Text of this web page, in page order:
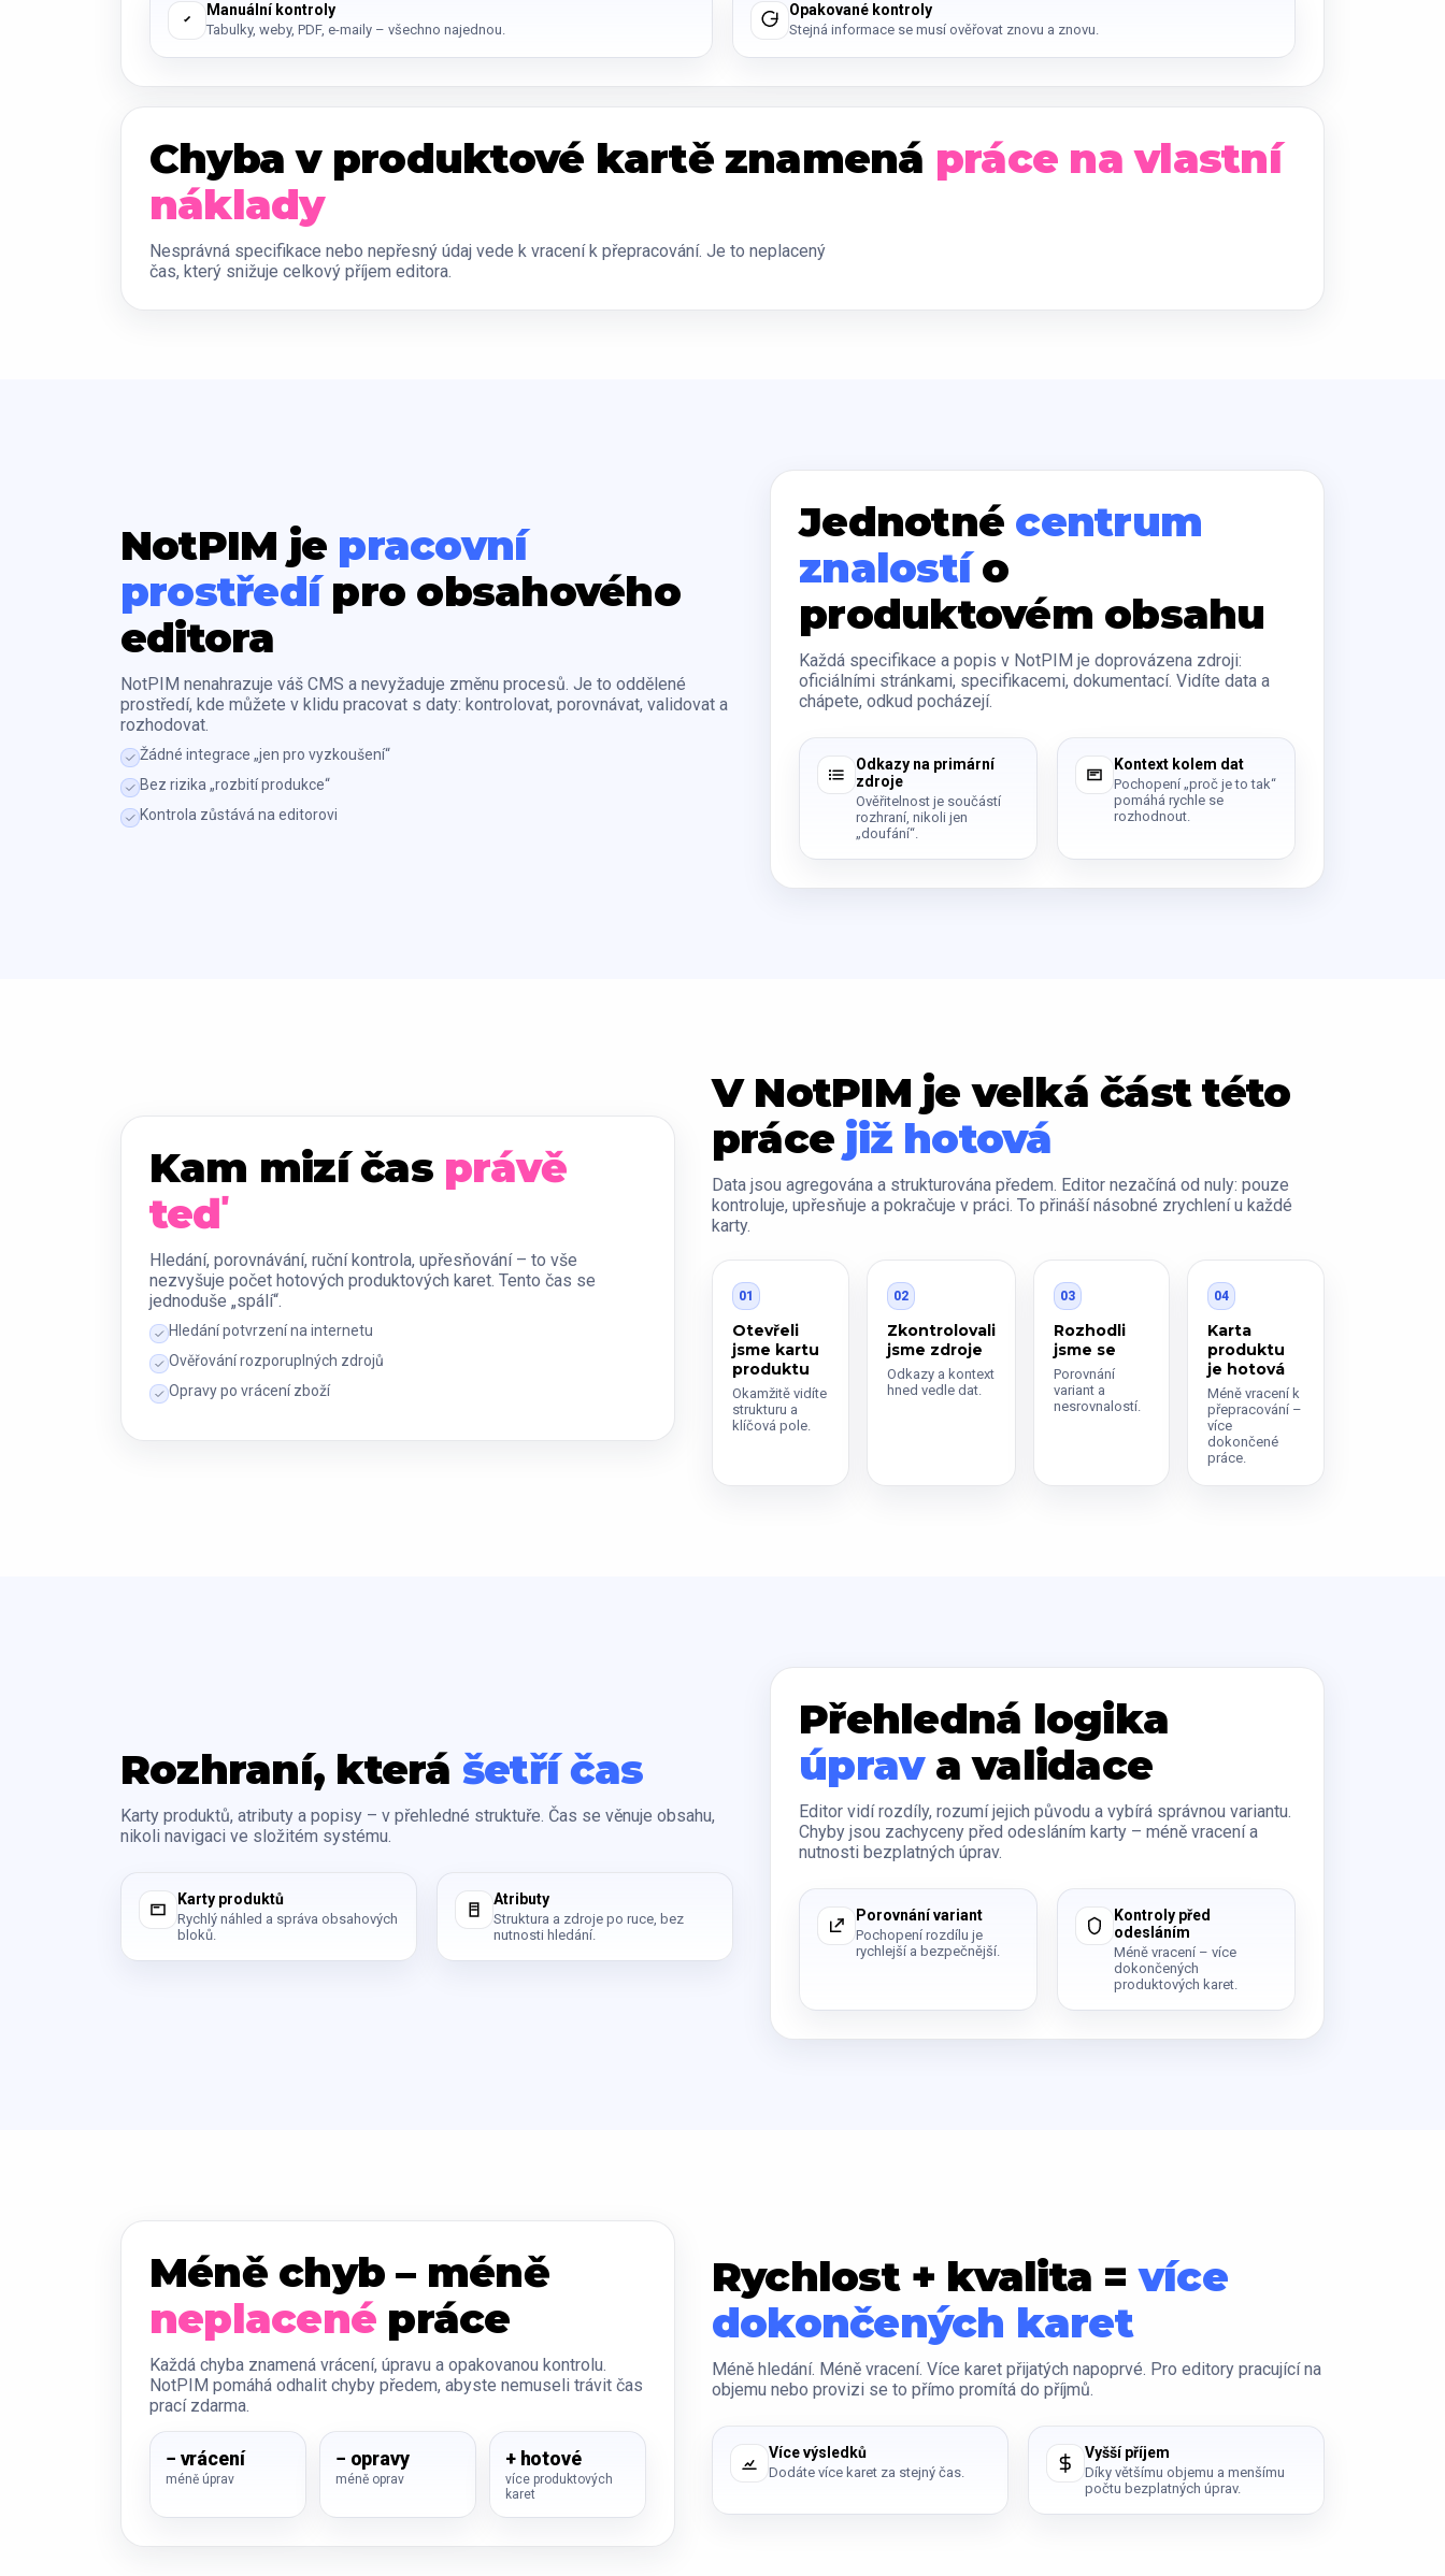
Manuální kontroly
Tabulky, weby, PDF, e-maily – všechno najednou.
Opakované kontroly
Stejná informace se musí ověřovat znovu a znovu.
Chyba v produktové kartě znamená práce na vlastní
náklady
Nesprávná specifikace nebo nepřesný údaj vede k vracení k přepracování. Je to neplacený
čas, který snižuje celkový příjem editora.
NotPIM je pracovní
prostředípro obsahového
editora
NotPIM nenahrazuje váš CMS a nevyžaduje změnu procesů. Je to oddělené
prostředí, kde můžete v klidu pracovat s daty: kontrolovat, porovnávat, validovat a
rozhodovat.
Žádné integrace „jen pro vyzkoušení“
Bez rizika „rozbití produkce“
Kontrola zůstává na editorovi
Jednotné centrum
znalostío
produktovém obsahu
Každá specifikace a popis v NotPIM je doprovázena zdroji:
oficiálními stránkami, specifikacemi, dokumentací. Vidíte data a
chápete, odkud pocházejí.
Odkazy na primární
zdroje
Ověřitelnost je součástí
rozhraní, nikoli jen
„doufání“.
Kontext kolem dat
Pochopení „proč je to tak“
pomáhá rychle se
rozhodnout.
Kam mizí čas právě
teď
Hledání, porovnávání, ruční kontrola, upřesňování – to vše
nezvyšuje počet hotových produktových karet. Tento čas se
jednoduše „spálí“.
Hledání potvrzení na internetu
Ověřování rozporuplných zdrojů
Opravy po vrácení zboží
V NotPIM je velká část této
práce již hotová
Data jsou agregována a strukturována předem. Editor nezačíná od nuly: pouze
kontroluje, upřesňuje a pokračuje v práci. To přináší násobné zrychlení u každé
karty.
01
Otevřeli
jsme kartu
produktu
Okamžitě vidíte
strukturu a
klíčová pole.
02
Zkontrolovali
jsme zdroje
Odkazy a kontext
hned vedle dat.
03
Rozhodli
jsme se
Porovnání
variant a
nesrovnalostí.
04
Karta
produktu
je hotová
Méně vracení k
přepracování –
více
dokončené
práce.
Rozhraní, která šetří čas
Karty produktů, atributy a popisy – v přehledné struktuře. Čas se věnuje obsahu,
nikoli navigaci ve složitém systému.
Karty produktů
Rychlý náhled a správa obsahových
bloků.
Atributy
Struktura a zdroje po ruce, bez
nutnosti hledání.
Přehledná logika
úprava validace
Editor vidí rozdíly, rozumí jejich původu a vybírá správnou variantu.
Chyby jsou zachyceny před odesláním karty – méně vracení a
nutnosti bezplatných úprav.
Porovnání variant
Pochopení rozdílu je
rychlejší a bezpečnější.
Kontroly před
odesláním
Méně vracení – více
dokončených
produktových karet.
Méně chyb – méně
neplacené práce
Každá chyba znamená vrácení, úpravu a opakovanou kontrolu.
NotPIM pomáhá odhalit chyby předem, abyste nemuseli trávit čas
prací zdarma.
− vrácení
méně úprav
− opravy
méně oprav
+ hotové
více produktových
karet
Rychlost + kvalita =více
dokončených karet
Méně hledání. Méně vracení. Více karet přijatých napoprvé. Pro editory pracující na
objemu nebo provizi se to přímo promítá do příjmů.
Více výsledků
Dodáte více karet za stejný čas.
Vyšší příjem
Díky většímu objemu a menšímu
počtu bezplatných úprav.